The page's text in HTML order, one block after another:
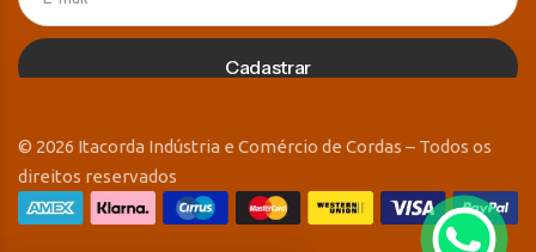
Cadastrar
© 2026 Itacorda Indústria e Comércio de Cordas – Todos os
direitos reservados